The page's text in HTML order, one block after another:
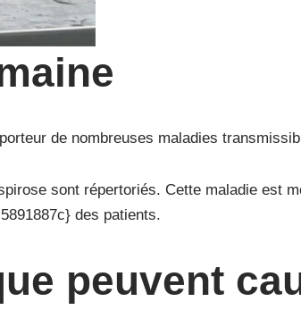
de nombreuses maladies
sont répertoriés. Cette maladie est
des patients.
peuvent